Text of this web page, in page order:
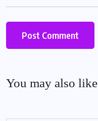
You may also like